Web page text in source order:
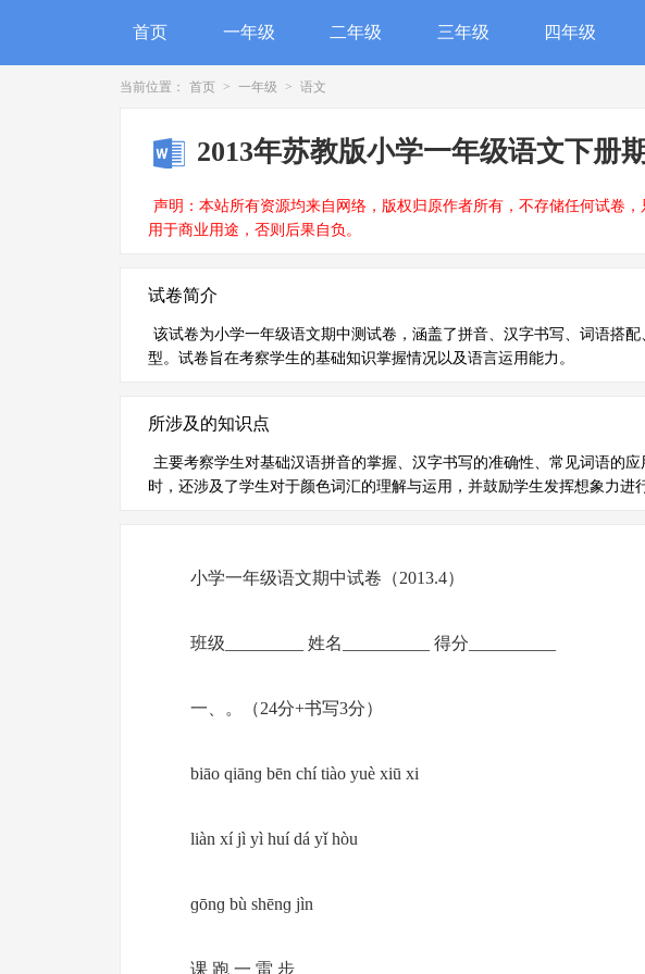
首页 一年级 二年级 三年级 四年级
当前位置： 首页 > 一年级 > 语文
2013年苏教版小学一年级语文下册
声明：本站所有资源均来自网络，版权归原作者所有，不存储任何试卷
用于商业用途，否则后果自负。
试卷简介
该试卷为小学一年级语文期中测试卷，涵盖了拼音、汉字书写、词语搭
型。试卷旨在考察学生的基础知识掌握情况以及语言运用能力。
所涉及的知识点
主要考察学生对基础汉语拼音的掌握、汉字书写的准确性、常见词语的
时，还涉及了学生对于颜色词汇的理解与运用，并鼓励学生发挥想象力进
小学一年级语文期中试卷（2013.4）
班级_________ 姓名__________ 得分__________
一、。（24分+书写3分）
biāo qiānɡ bēn chí tiào yuè xiū xi
liàn xí jì yì huí dá yǐ hòu
ɡōnɡ bù shēnɡ jìn
课 跑 一 雷 步